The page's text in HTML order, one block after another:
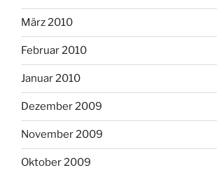
März 2010
Februar 2010
Januar 2010
Dezember 2009
November 2009
Oktober 2009